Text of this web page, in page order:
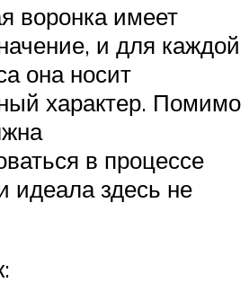
воронка имеет
и для каждой
она носит
характер. Помимо
в процессе
идеала здесь не